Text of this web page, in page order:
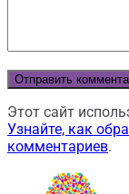
Этот сайт
Узнайте, как
комментариев.